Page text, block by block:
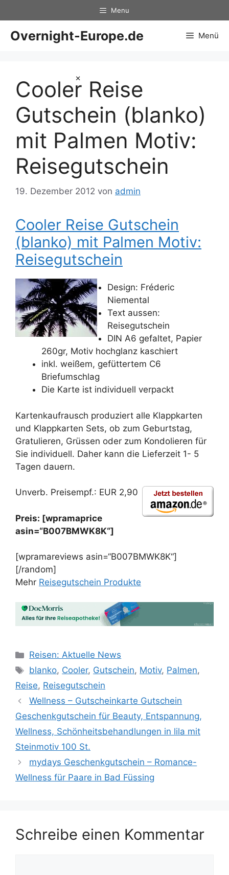
×
Inhalt
springen
Menu
Overnight-Europe.de Menü
Cooler Reise
Gutschein (blanko)
mit Palmen Motiv:
Reisegutschein
19. Dezember 2012 von admin
Cooler Reise Gutschein
(blanko) mit Palmen Motiv:
Reisegutschein
Design: Fréderic
Niemental
Text aussen:
Reisegutschein
DIN A6 gefaltet, Papier
260gr, Motiv hochglanz kaschiert
inkl. weißem, gefüttertem C6
Briefumschlag
Die Karte ist individuell verpackt
Kartenkaufrausch produziert alle Klappkarten
und Klappkarten Sets, ob zum Geburtstag,
Gratulieren, Grüssen oder zum Kondolieren für
Sie individuell. Daher kann die Lieferzeit 1- 5
Tagen dauern.
Unverb. Preisempf.: EUR 2,90
Preis: [wpramaprice
asin=“B007BMWK8K“]
[wpramareviews asin=“B007BMWK8K“]
[/random]
Mehr Reisegutschein Produkte
Kategorien
Reisen: Aktuelle News
Schlagwörter
blanko, Cooler, Gutschein, Motiv, Palmen,
Reise, Reisegutschein
Wellness – Gutscheinkarte Gutschein
Geschenkgutschein für Beauty, Entspannung,
Wellness, Schönheitsbehandlungen in lila mit
Steinmotiv 100 St.
mydays Geschenkgutschein – Romance-
Wellness für Paare in Bad Füssing
Schreibe einen Kommentar